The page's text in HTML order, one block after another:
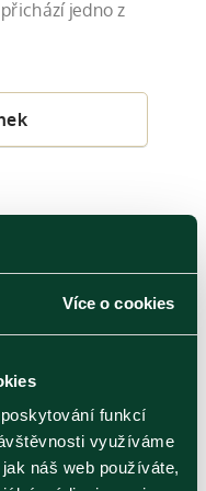
Více o cookies
funkcí
využíváme
náš web používáte,
jedno z